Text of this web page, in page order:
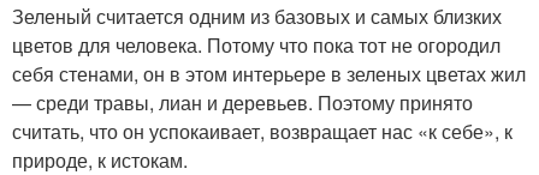
Зеленый считается одним из базовых и самых близких
цветов для человека. Потому что пока тот не огородил
себя стенами, он в этом интерьере в зеленых цветах жил
— среди травы, лиан и деревьев. Поэтому принято
считать, что он успокаивает, возвращает нас «к себе», к
природе, к истокам.